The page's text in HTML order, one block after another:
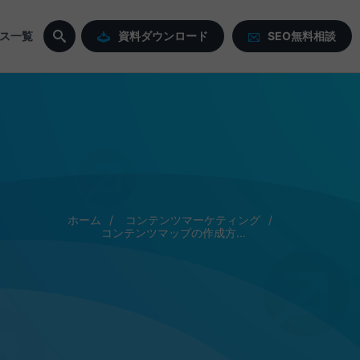
一覧 資料ダウンロード SEO無料相談
ホーム
コンテンツマーケティング
コンテンツマップの作成方...